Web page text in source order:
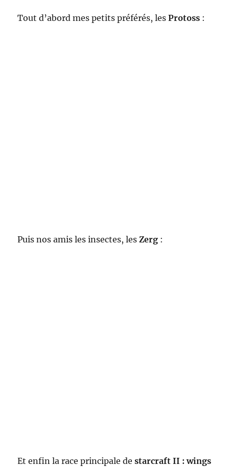
Tout d’abord mes petits préférés, lesProtoss :
Puis nos amis les insectes, lesZerg :
Et enfin la race principale destarcraft II : wings